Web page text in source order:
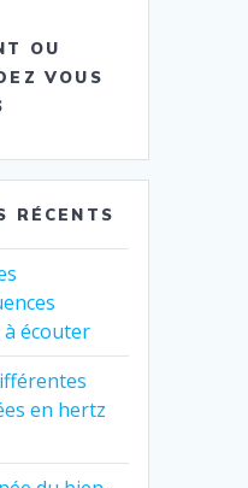
OU
VOUS
RÉCENTS
écouter
en hertz